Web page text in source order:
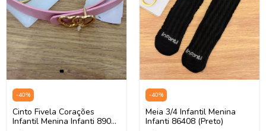
-40%
Cinto Fivela Corações
Infantil Menina Infanti 89076
-40%
Meia 3/4 Infantil Menina
Infanti 86408 (Preto)